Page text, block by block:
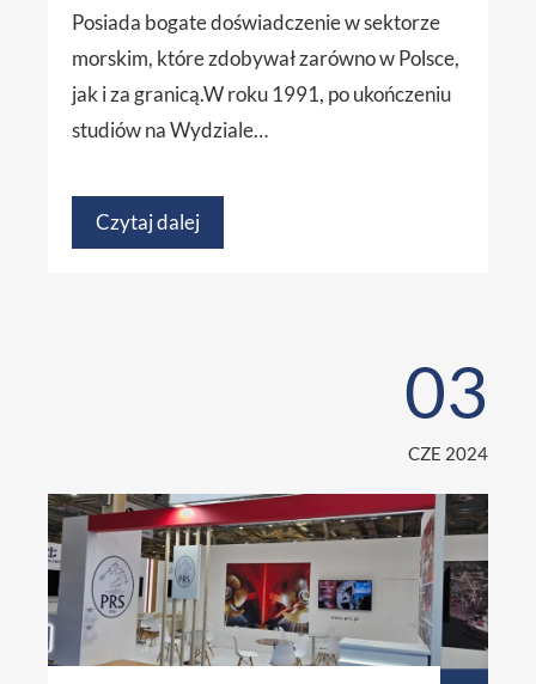
Posiada bogate doświadczenie w sektorze
morskim, które zdobywał zarówno w Polsce,
jak i za granicą.W roku 1991, po ukończeniu
studiów na Wydziale…
Czytaj dalej
03
CZE 2024